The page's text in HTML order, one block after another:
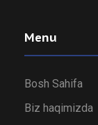
Menu
Bosh Sahifa
Biz haqimizda